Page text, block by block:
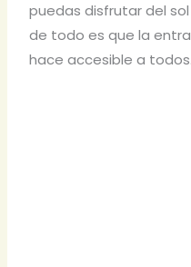
puedas disfrutar del
de todo es que la
hace accesible a todos.